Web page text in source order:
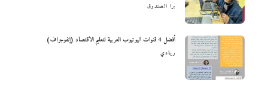
برا الصندوق
أفضل 4 قنوات اليوتيوب العربية لتعليم الاقتصاد (إنفوجراف)
ريادي